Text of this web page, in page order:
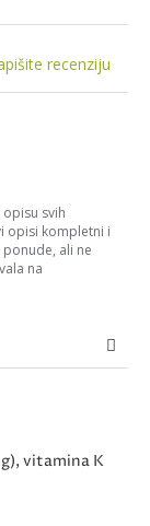
recenziju
svih
opisi kompletni i
ali ne
na
vitamina K